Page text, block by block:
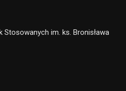
Stosowanych im. ks. Bronisława